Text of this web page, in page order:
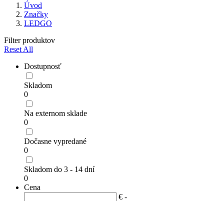
Úvod
Značky
LEDGO
Filter produktov
Reset All
Dostupnosť
Skladom
0
Na externom sklade
0
Dočasne vypredané
0
Skladom do 3 - 14 dní
0
Cena
€ -